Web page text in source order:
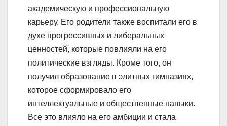
академическую и профессиональную
карьеру. Его родители также воспитали его в
духе прогрессивных и либеральных
ценностей, которые повлияли на его
политические взгляды. Кроме того, он
получил образование в элитных гимназиях,
которое сформировало его
интеллектуальные и общественные навыки.
Все это влияло на его амбиции и стала